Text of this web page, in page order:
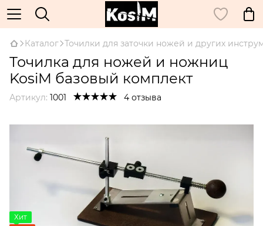
Каталог Точилки для заточки ножей и других
Точилка для ножей и ножниц
KosiM базовый комплект
Артикул: 1001 4 отзыва
Хит